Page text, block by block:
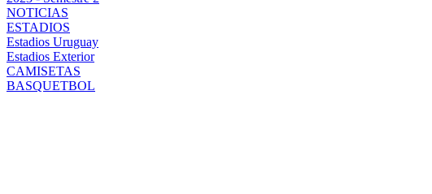
NOTICIAS
ESTADIOS
Estadios Uruguay
Estadios Exterior
CAMISETAS
BASQUETBOL